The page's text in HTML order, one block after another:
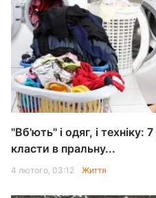
"Вб'ють" і одяг, і техніку:
класти в пральну...
4 лютого, 03:12 Життя